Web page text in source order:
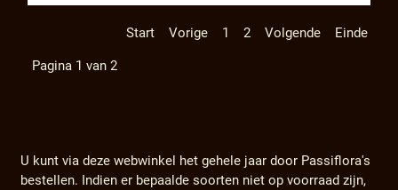
Start Vorige 1 2 Volgende Einde
Pagina 1 van 2
U kunt via deze webwinkel het gehele jaar door Passiflora's
bestellen. Indien er bepaalde soorten niet op voorraad zijn,